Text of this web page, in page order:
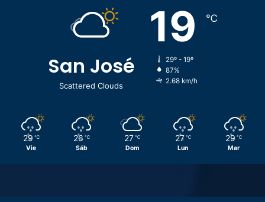
San José
Scattered Clouds
19 ℃
29º - 19º
87%
2.68 km/h
29 ℃
Vie
26 ℃
Sáb
27 ℃
Dom
27 ℃
Lun
29 ℃
Mar